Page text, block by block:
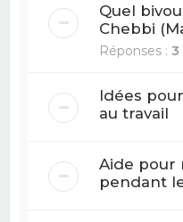
Quel
Chebbi
Réponses :3
Idées
au travail
Aide pour
pendant